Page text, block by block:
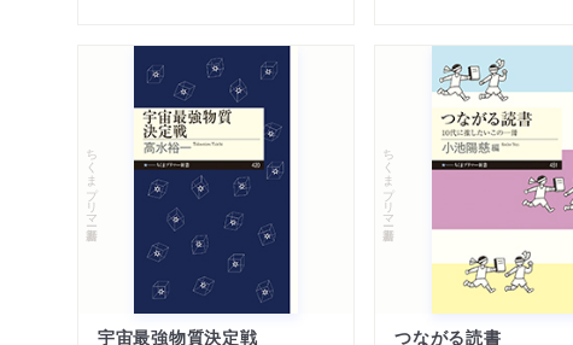
ちくまプリマー新書
宇宙最強物質決定戦
ちくまプリマー新書
つながる読書